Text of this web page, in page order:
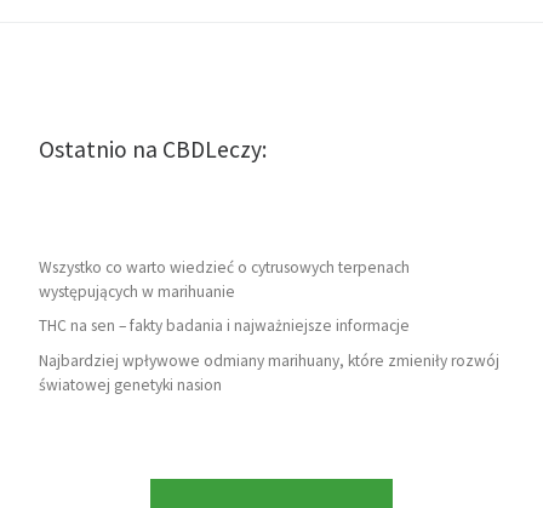
Ostatnio na CBDLeczy:
Wszystko co warto wiedzieć o cytrusowych terpenach
występujących w marihuanie
THC na sen – fakty badania i najważniejsze informacje
Najbardziej wpływowe odmiany marihuany, które zmieniły rozwój
światowej genetyki nasion